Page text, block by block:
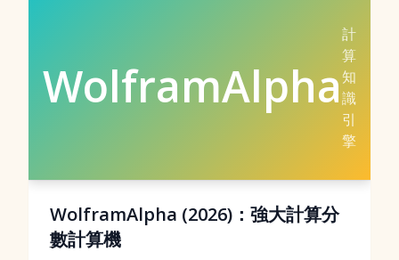
WolframAlpha
計
算
知
識
引
擎
WolframAlpha (2026)：強大計算分
數計算機